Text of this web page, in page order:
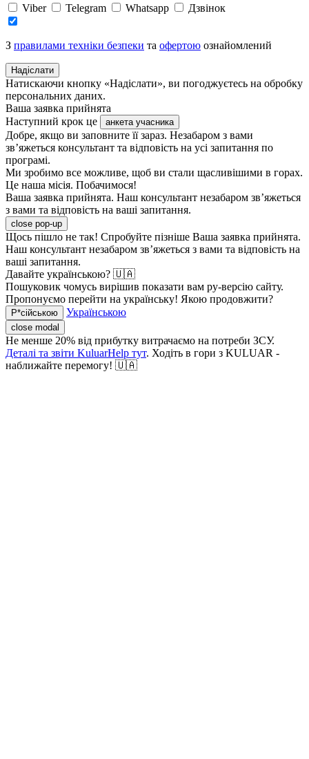
Viber Telegram Whatsapp Дзвінок
З правилами техніки безпеки та офертою ознайомлений
Надіслати
Натискаючи кнопку «Надіслати», ви погоджуєтесь на обробку
персональних даних.
Ваша заявка прийнята
Наступний крок це
анкета учасника
Добре, якщо ви заповните її зараз. Незабаром з вами
зв’яжеться консультант та відповість на усі запитання по
програмі.
Ми зробимо все можливе, щоб ви стали щасливішими в горах.
Це наша місія. Побачимося!
Ваша заявка прийнята. Наш консультант незабаром зв’яжеться
з вами та відповість на ваші запитання.
close pop-up
Щось пішло не так! Спробуйте пізніше Ваша заявка прийнята.
Наш консультант незабаром зв’яжеться з вами та відповість на
ваші запитання.
Давайте українською? 🇺🇦
Пошуковик чомусь вирішив показати вам ру-версію сайту.
Пропонуємо перейти на українську! Якою продовжити?
Р*сійською Українською
close modal
Не менше 20% від прибутку витрачаємо на потреби ЗСУ.
Деталі та звіти KuluarHelp тут. Ходіть в гори з KULUAR -
наближайте перемогу! 🇺🇦